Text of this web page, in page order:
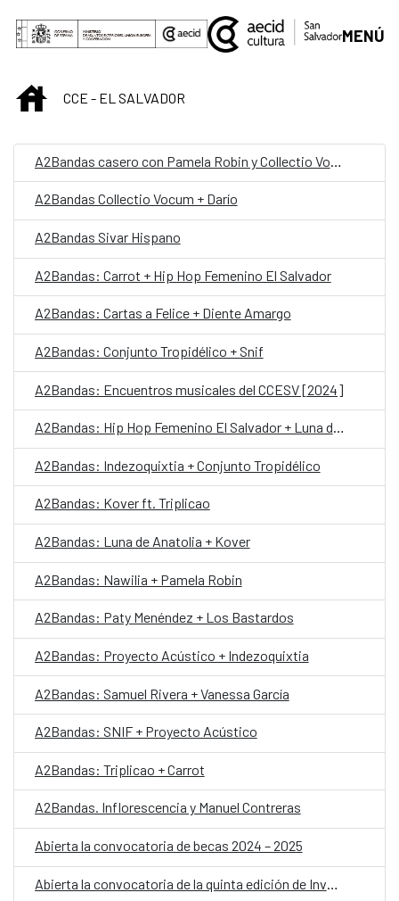
Skip to Main Content
MENÚ
INICIOCCE - EL SALVADOR
A2Bandas Collectio Vocum + Darío
A2Bandas Sivar Hispano
A2Bandas: Carrot + Hip Hop Femenino El Salvador
A2Bandas: Cartas a Felice + Diente Amargo
A2Bandas: Conjunto Tropidélico + Snif
A2Bandas: Encuentros musicales del CCESV [2024]
A2Bandas: Hip Hop Femenino El Salvador + Luna de Anatolia
A2Bandas: Indezoquixtia + Conjunto Tropidélico
A2Bandas: Kover ft. Triplicao
A2Bandas: Luna de Anatolia + Kover
A2Bandas: Nawilia + Pamela Robin
A2Bandas: Paty Menéndez + Los Bastardos
A2Bandas: Proyecto Acústico + Indezoquixtia
A2Bandas: Samuel Rivera + Vanessa García
A2Bandas: SNIF + Proyecto Acústico
A2Bandas: Triplicao + Carrot
A2Bandas. Inflorescencia y Manuel Contreras
Abierta la convocatoria de becas 2024 – 2025